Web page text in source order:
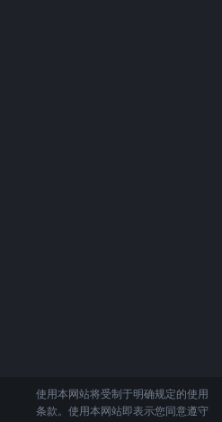
使用本网站将受制于明确规定的使用
条款。使用本网站即表示您同意遵守